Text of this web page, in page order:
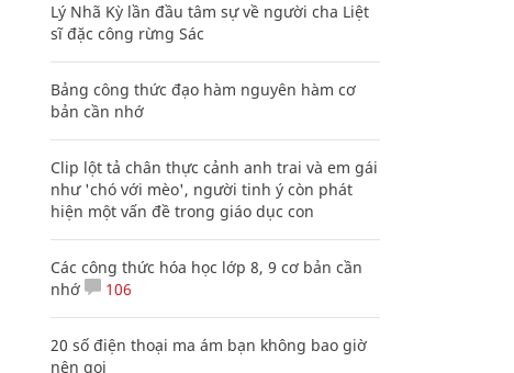
Lý Nhã Kỳ lần đầu tâm sự về người cha Liệt
sĩ đặc công rừng Sác
Bảng công thức đạo hàm nguyên hàm cơ
bản cần nhớ
Clip lột tả chân thực cảnh anh trai và em gái
như 'chó với mèo', người tinh ý còn phát
hiện một vấn đề trong giáo dục con
Các công thức hóa học lớp 8, 9 cơ bản cần
nhớ
106
20 số điện thoại ma ám bạn không bao giờ
nên gọi